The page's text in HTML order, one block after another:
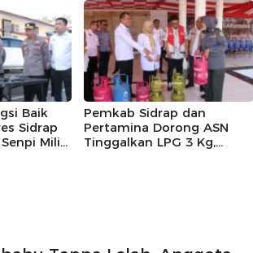
Sentral Bilokka
Baik
Sidrap
Milik
Pemkab Sidrap dan
Pertamina Dorong ASN
Tinggalkan LPG 3 Kg,